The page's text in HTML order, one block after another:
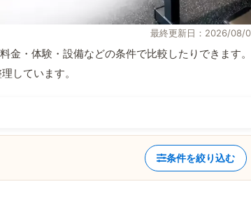
最終更新日：2026/08/
・体験・設備などの条件で比較したりできます。
しています。
条件を絞り込む